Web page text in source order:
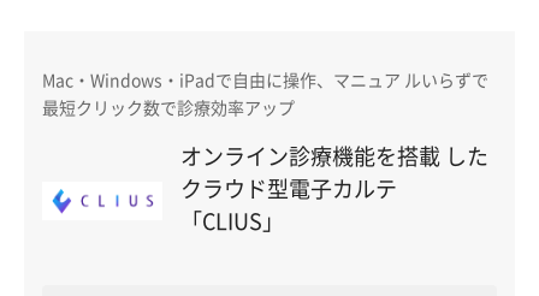
Mac・Windows・iPadで自由に操作、マニュア ルいらずで
最短クリック数で診療効率アップ
オンライン診療機能を搭載 した
クラウド型電子カルテ
「CLIUS」